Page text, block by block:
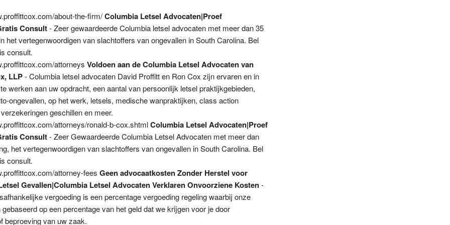
about-the-firm/Columbia Letsel Advocaten|Proef
Consult- Zeer gewaardeerde Columbia letsel advocaten met meer dan 35
het vertegenwoordigen van slachtoffers van ongevallen in South Carolina. Bel
consult.
attorneys Voldoen aan de Columbia Letsel Advocaten van
LLP- Columbia letsel advocaten David Proffitt en Ron Cox zijn ervaren en in
werken aan uw opdracht, een aantal van persoonlijk letsel praktijkgebieden,
ongevallen, op het werk, letsels, medische wanpraktijken, class action
geschillen en meer.
attorneys/ronald-b-cox.shtmlColumbia Letsel Advocaten|Proef
Consult- Zeer Gewaardeerde Columbia Letsel Advocaten met meer dan
het vertegenwoordigen van slachtoffers van ongevallen in South Carolina. Bel
consult.
attorney-fees Geen advocaatkosten Zonder Herstel voor
Gevallen|Columbia Letsel Advocaten Verklaren Onvoorziene Kosten-
vergoeding is een percentage vergoeding regeling waarbij onze
op een percentage van het geld dat we krijgen voor je door
beproeving van uw zaak.